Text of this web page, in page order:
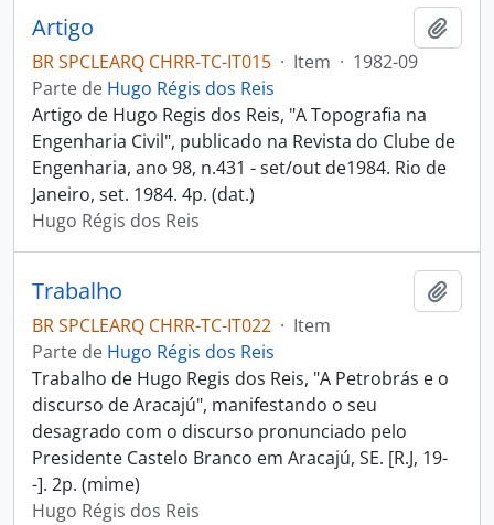
Artigo
BR SPCLEARQ CHRR-TC-IT015 · Item · 1982-09
Parte de Hugo Régis dos Reis
Artigo de Hugo Regis dos Reis, "A Topografia na
Engenharia Civil", publicado na Revista do Clube de
Engenharia, ano 98, n.431 - set/out de1984. Rio de
Janeiro, set. 1984. 4p. (dat.)
Hugo Régis dos Reis
Trabalho
BR SPCLEARQ CHRR-TC-IT022 · Item
Parte de Hugo Régis dos Reis
Trabalho de Hugo Regis dos Reis, "A Petrobrás e o
discurso de Aracajú", manifestando o seu
desagrado com o discurso pronunciado pelo
Presidente Castelo Branco em Aracajú, SE. [R.J, 19-
-]. 2p. (mime)
Hugo Régis dos Reis